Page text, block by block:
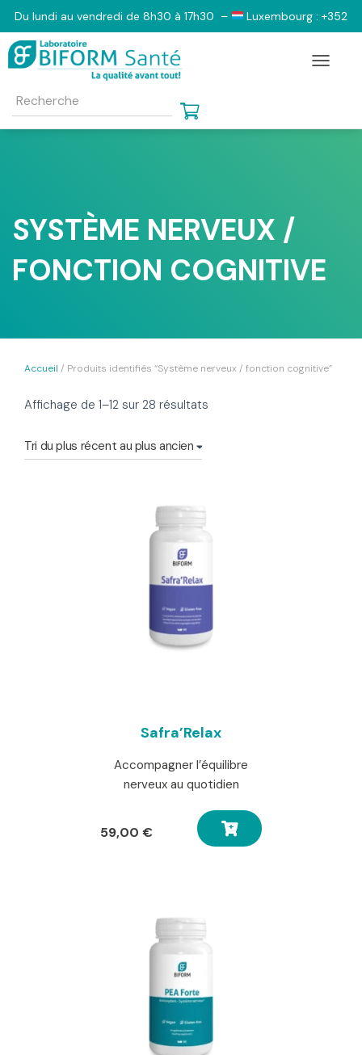
Du lundi au vendredi de 8h30 à 17h30 – Luxembourg : +352
2833 6103 – Belgique : +32 (0)2 555 1130 –
798 805 – 09 73 03 47 64 e-mail contact@biform-sante.com
SYSTÈME NERVEUX /
FONCTION COGNITIVE
Accueil / Produits identifiés “Système nerveux / fonction cognitive”
Affichage de 1–12 sur 28 résultats
Safra’Relax
Accompagner l’équilibre
nerveux au quotidien
59,00 €